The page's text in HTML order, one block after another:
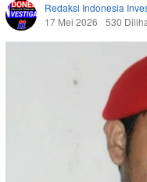
Redaksi Indonesia
17 Mei 2026
530